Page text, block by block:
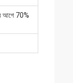
আগে 70%